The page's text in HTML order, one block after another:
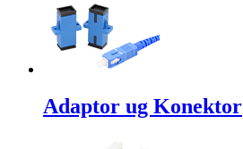
Adaptor ug Konektor